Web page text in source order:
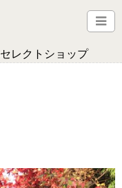
レクトショップ